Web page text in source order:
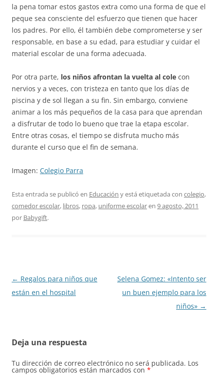
la pena tomar estos gastos extra como una forma de que el
peque sea consciente del esfuerzo que tienen que hacer
los padres. Por ello, él también debe comprometerse y ser
responsable, en base a su edad, para estudiar y cuidar el
material escolar de una forma adecuada.
Por otra parte, los niños afrontan la vuelta al cole con
nervios y a veces, con tristeza en tanto que los días de
piscina y de sol llegan a su fin. Sin embargo, conviene
animar a los más pequeños de la casa para que aprendan
a disfrutar de todo lo bueno que trae la etapa escolar.
Entre otras cosas, el tiempo se disfruta mucho más
durante el curso que el fin de semana.
Imagen: Colegio Parra
Esta entrada se publicó en Educación y está etiquetada con colegio,
comedor escolar, libros, ropa, uniforme escolaren 9 agosto, 2011
por Babygift.
Navegación
de
← Regalos para niños que
están en el hospital
Selena Gomez: «Intento ser
un buen ejemplo para los
niños» →
Deja una respuesta
Tu dirección de correo electrónico no será publicada. Los
campos obligatorios están marcados con *